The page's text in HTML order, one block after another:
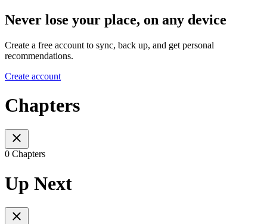
Never lose your place, on any device
Create a free account to sync, back up, and get personal
recommendations.
Create account
Chapters
0 Chapters
Up Next